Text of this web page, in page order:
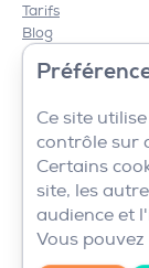
Ce site
contrôle sur
Certains
site, les
audience et
Vous
Tarifs
Blog
Contact
Mentions légales